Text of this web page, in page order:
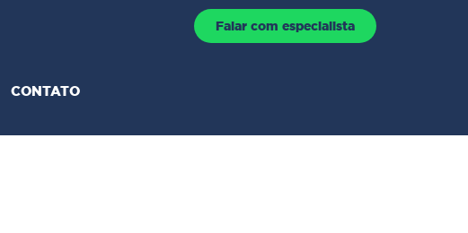
Falar com especialista
CONTATO